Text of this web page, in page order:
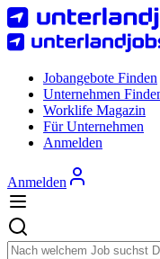
Jobangebote Finden
Unternehmen
Worklife Magazin
Für Unternehmen
Anmelden
Anmelden